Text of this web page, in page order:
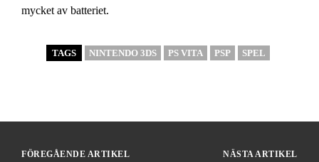
mycket av batteriet.
TAGS NINTENDO 3DS PS VITA PSP SPEL
FÖREGÅENDE ARTIKEL NÄSTA ARTIKEL